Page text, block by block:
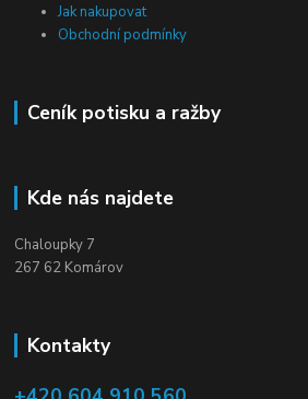
Jak nakupovat
Obchodní podmínky
Ceník potisku a ražby
Kde nás najdete
Chaloupky 7
267 62 Komárov
Kontakty